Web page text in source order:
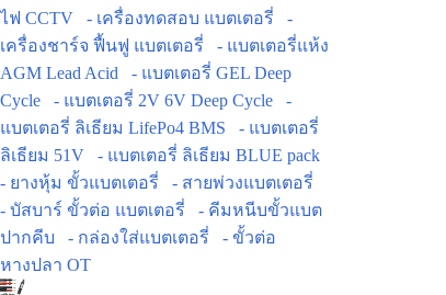
ไฟ CCTV
- เครื่องทดสอบ แบตเตอรี่
-
เครื่องชาร์จ ฟื้นฟู แบตเตอรี่
- แบตเตอรี่แห้ง
AGM Lead Acid
- แบตเตอรี่ GEL Deep
Cycle
- แบตเตอรี่ 2V 6V Deep Cycle
-
แบตเตอรี่ ลิเธียม LifePo4 BMS
- แบตเตอรี่
ลิเธียม 51V
- แบตเตอรี่ ลิเธียม BLUE pack
- ยางหุ้ม ขั้วแบตเตอรี่
- สายพ่วงแบตเตอรี่
- บัสบาร์ ขั้วต่อ แบตเตอรี่
- คีมหนีบขั้วแบต
ปากคีบ
- กล่องใส่แบตเตอรี่
- ขั้วต่อ
หางปลา OT